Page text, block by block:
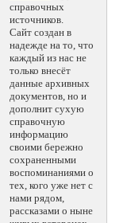
справочных
источников.
Сайт создан в
надежде на то, что
каждый из нас не
только внесёт
данные архивных
документов, но и
дополнит сухую
справочную
информацию
своими бережно
сохраненными
воспоминаниями о
тех, кого уже нет с
нами рядом,
рассказами о ныне